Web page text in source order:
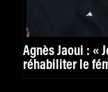
Agnès Jaoui : «
réhabiliter le